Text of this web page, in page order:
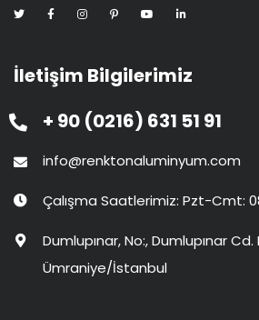
İletişim Bilgilerimiz
+ 90 (0216) 631 51 91
info@renktonaluminyum.com
Çalışma Saatlerimiz: Pzt-Cmt:
Dumlupınar, No:, Dumlupınar
Ümraniye/İstanbul